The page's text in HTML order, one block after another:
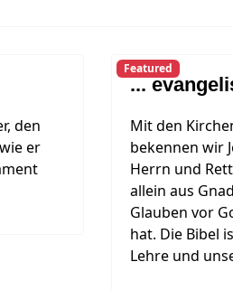
den
er
Featured
...
Mit den
bekennen wir
Herrn und
allein aus
Glauben vor
hat. Die Bibel
Lehre und